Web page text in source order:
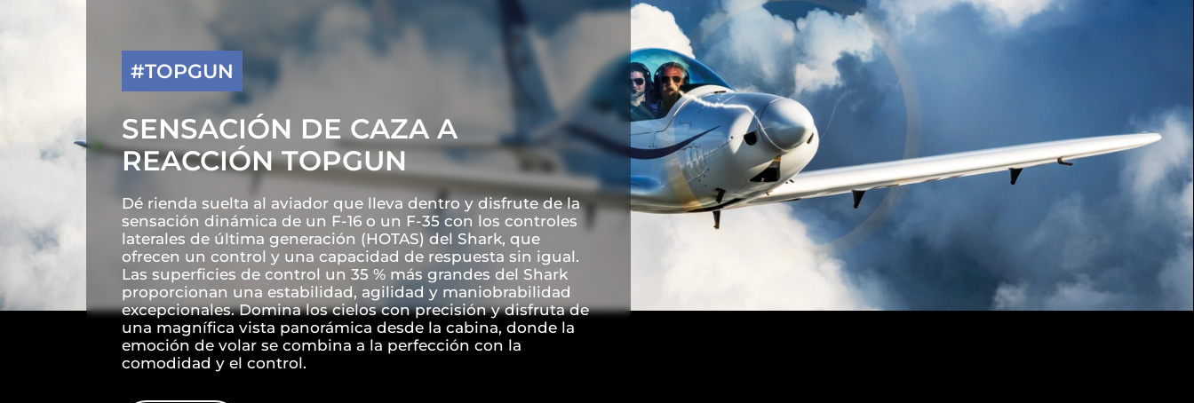
#TOPGUN
SENSACIÓN DE CAZA A
REACCIÓN TOPGUN
Dé rienda suelta al aviador que lleva dentro y disfrute de la
sensación dinámica de un F-16 o un F-35 con los controles
laterales de última generación (HOTAS) del Shark, que
ofrecen un control y una capacidad de respuesta sin igual.
Las superficies de control un 35 % más grandes del Shark
proporcionan una estabilidad, agilidad y maniobrabilidad
excepcionales. Domina los cielos con precisión y disfruta de
una magnífica vista panorámica desde la cabina, donde la
emoción de volar se combina a la perfección con la
comodidad y el control.